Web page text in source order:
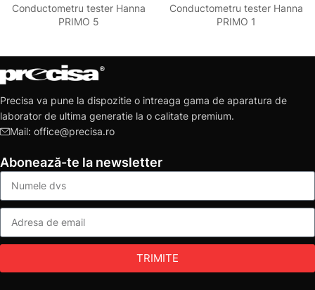
Conductometru tester Hanna
PRIMO 5
Conductometru tester Hanna
PRIMO 1
Precisa va pune la dispozitie o intreaga gama de aparatura de
laborator de ultima generatie la o calitate premium.
Mail: office@precisa.ro
Abonează-te la newsletter
TRIMITE